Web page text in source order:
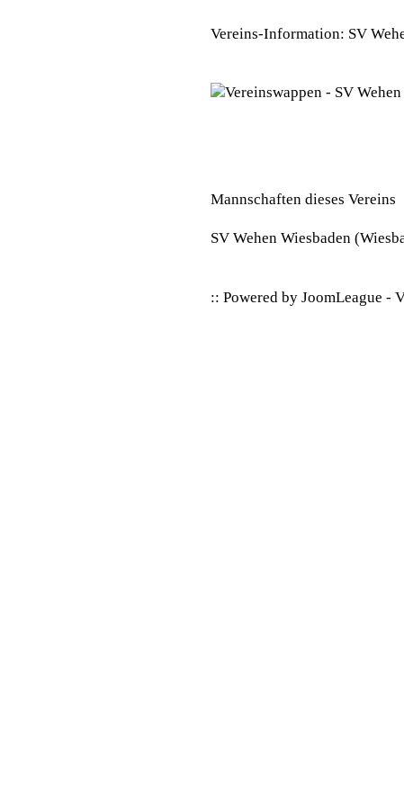
Vereins-Information: SV
Mannschaften dieses Vereins
SV Wehen Wiesbaden
:: Powered by JoomLeague -